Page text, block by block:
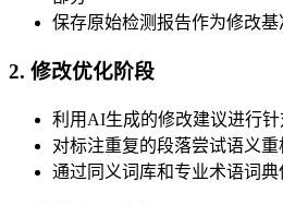
保存原始检测报告作为修改基
2. 修改优化阶段
利用AI生成的修改建议进行
对标注重复的段落尝试语义
通过同义词库和专业术语词